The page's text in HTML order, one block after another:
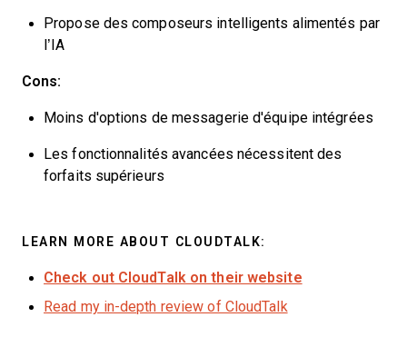
Propose des composeurs intelligents alimentés par
l’IA
Cons:
Moins d'options de messagerie d'équipe intégrées
Les fonctionnalités avancées nécessitent des
forfaits supérieurs
LEARN MORE ABOUT CLOUDTALK:
Check out CloudTalk on their website
Read my in-depth review of CloudTalk